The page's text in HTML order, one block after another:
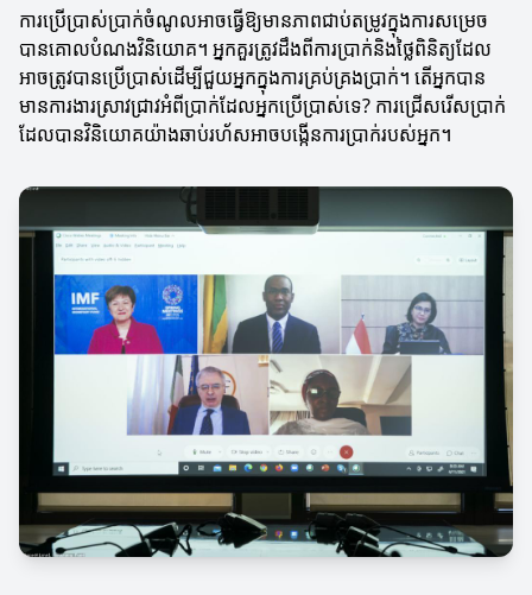
ការប្រើប្រាស់ប្រាក់ចំណូលអាចធ្វើឱ្យមានភាពជាប់តម្រូវក្នុងការសម្រេច
បានគោលបំណងវិនិយោគ។ អ្នកគួរត្រូវដឹងពីការប្រាក់និងថ្លៃពិនិត្យដែល
អាចត្រូវបានប្រើប្រាស់ដើម្បីជួយអ្នកក្នុងការគ្រប់គ្រងប្រាក់។ តើអ្នកបាន
មានការងារស្រាវជ្រាវអំពីប្រាក់ដែលអ្នកប្រើប្រាស់ទេ? ការជ្រើសរើសប្រាក់
ដែលបានវិនិយោគយ៉ាងឆាប់រហ័សអាចបង្កើនការប្រាក់របស់អ្នក។